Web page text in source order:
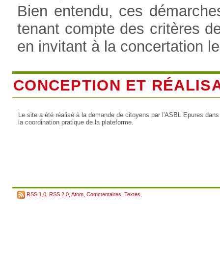
Bien entendu, ces
tenant compte des critères
en invitant à la concertation
CONCEPTION ET
Le site a été réalisé à la demande de citoyens par l'ASBL Epures
la coordination pratique de la plateforme.
RSS 1.0 RSS 2.0 Atom Commentaires Textes